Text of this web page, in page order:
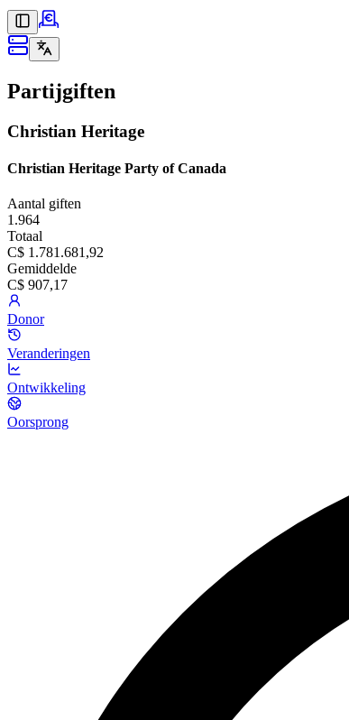
Partijgiften
Christian Heritage
Christian Heritage Party of Canada
Aantal giften
1.964
Totaal
C$ 1.781.681,92
Gemiddelde
C$ 907,17
Donor
Veranderingen
Ontwikkeling
Oorsprong